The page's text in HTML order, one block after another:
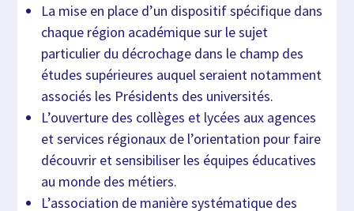
La mise en place d’un dispositif spécifique dans
chaque région académique sur le sujet
particulier du décrochage dans le champ des
études supérieures auquel seraient notamment
associés les Présidents des universités.
L’ouverture des collèges et lycées aux agences
et services régionaux de l’orientation pour faire
découvrir et sensibiliser les équipes éducatives
au monde des métiers.
L’association de manière systématique des